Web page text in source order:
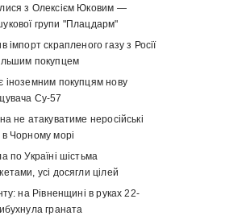
з Олексієм Юковим —
групи "Плацдарм"
імпорт скрапленого газу з Росії
покупцем
іноземним покупцям нову
Су-57
не атакуватиме неросійські
Чорному морі
по Україні шістьма
усі досягли цілей
на Рівненщині в руках 22-
граната